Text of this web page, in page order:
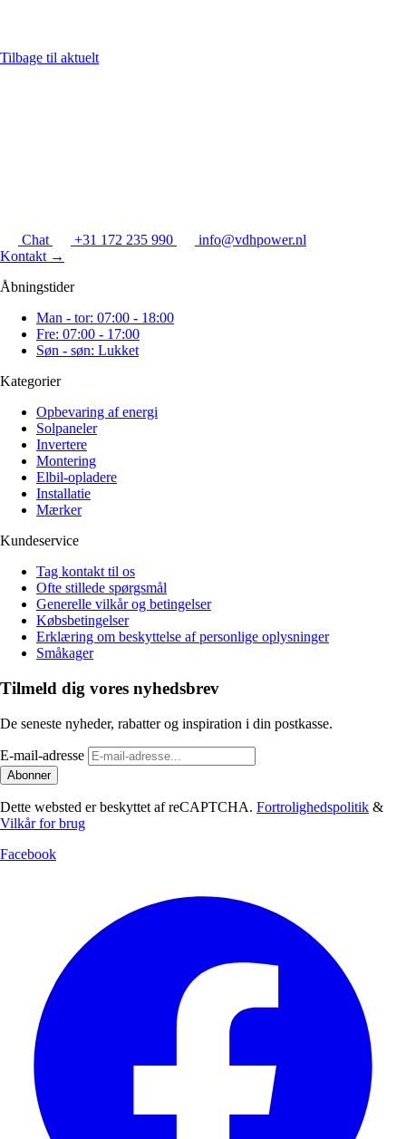
Tilbage til aktuelt
Chat +31 172 235 990
info@vdhpower.nl
Kontakt →
Åbningstider
Man - tor: 07:00 - 18:00
Fre: 07:00 - 17:00
Søn - søn: Lukket
Kategorier
Opbevaring af energi
Solpaneler
Invertere
Montering
Elbil-opladere
Installatie
Mærker
Kundeservice
Tag kontakt til os
Ofte stillede spørgsmål
Generelle vilkår og betingelser
Købsbetingelser
Erklæring om beskyttelse af personlige oplysninger
Småkager
Tilmeld dig vores nyhedsbrev
De seneste nyheder, rabatter og inspiration i din postkasse.
E-mail-adresse
Abonner
Dette websted er beskyttet af reCAPTCHA. Fortrolighedspolitik &
Vilkår for brug
Facebook